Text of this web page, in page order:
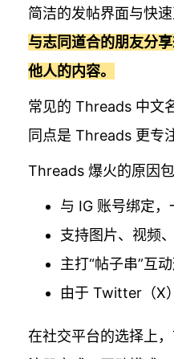
简洁的发帖界面与快
与志同道合的朋友分
他人的内容。
常见的 Threads 中文
同点是 Threads 更专
Threads 爆火的原因包
与 IG 账号绑定
支持图片、视频
主打“帖子串”互
由于 Twitter（X
在社交平台的选择上